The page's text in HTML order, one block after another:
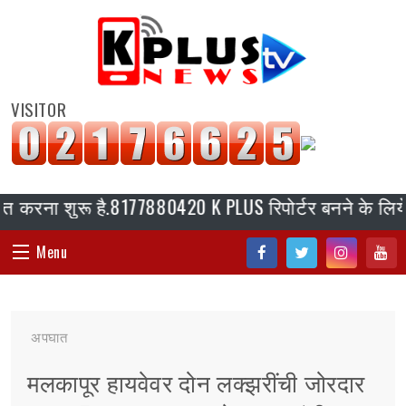
VISITOR
शुरू है.8177880420 K PLUS रिपोर्टर बनने के लिये
Menu
संपादकीय
जॉब/ नोकरी
अपघात
मलकापूर हायवेवर दोन लक्झरींची जोरदार